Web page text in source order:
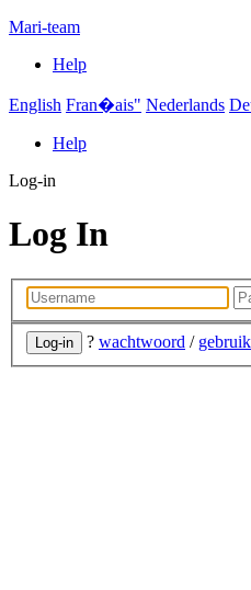
Mari-team
Help
English Fran�ais" Nederlands
Help
Log-in
Log In
? wachtwoord /